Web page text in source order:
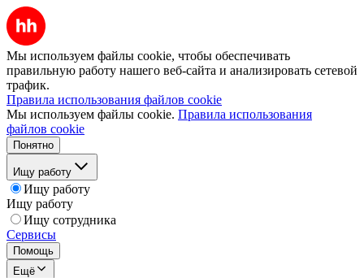
Мы используем файлы cookie, чтобы обеспечивать
правильную работу нашего веб-сайта и анализировать сетевой
трафик.
Правила использования файлов cookie
Мы используем файлы cookie. Правила использования
файлов cookie
Понятно
Ищу работу
Ищу работу
Ищу работу
Ищу сотрудника
Сервисы
Помощь
Ещё